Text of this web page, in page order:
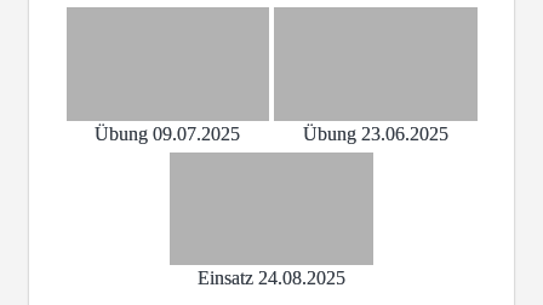
Übung 09.07.2025 Übung 23.06.2025
Einsatz 24.08.2025